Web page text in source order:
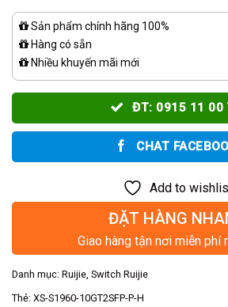
Sản phẩm chính hãng 100%
Hàng có sẵn
Nhiều khuyến mãi mới
ĐT: 0915 11 00
CHAT
Add to
ĐẶT HÀNG
Giao hàng tận nơi miễn phí
Danh mục: Ruijie, Switch Ruijie
Thẻ: XS-S1960-10GT2SFP-P-H